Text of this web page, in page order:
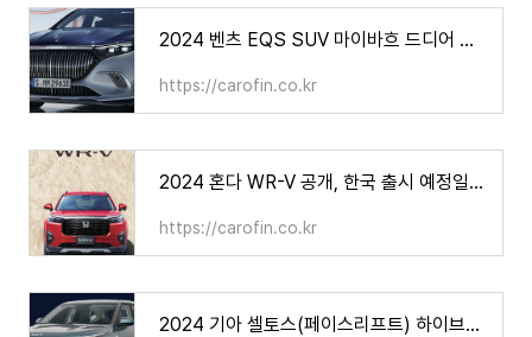
2024 벤츠 EQS SUV 마이바흐 드디어 출시된다, 가격 제원 연비
https://carofin.co.kr
2024 혼다 WR-V 공개, 한국 출시 예정일은? 가격 제원 연비
https://carofin.co.kr
2024 기아 셀토스(페이스리프트) 하이브리드는 나오나? 가격 제원 연비